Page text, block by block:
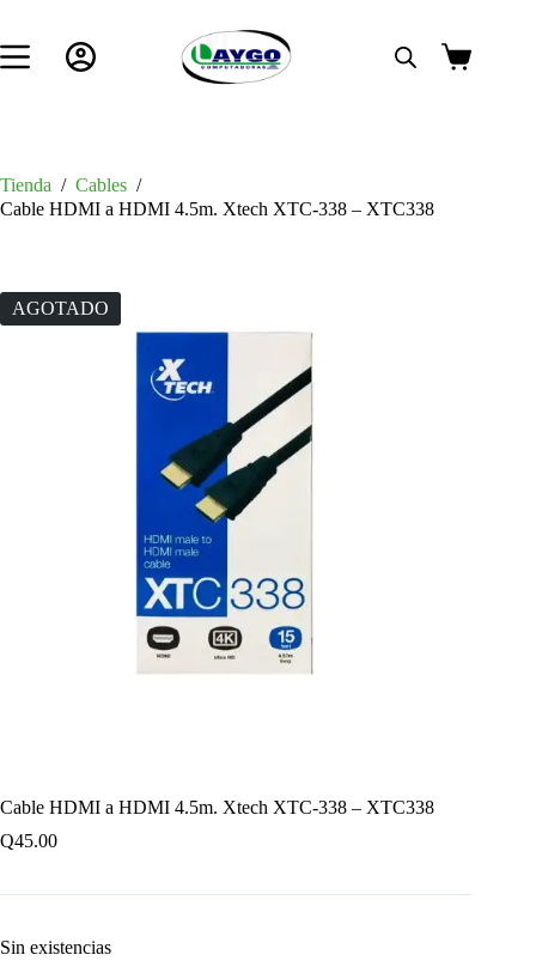
contenido
Carro
Tienda / Cables /
Cable HDMI a HDMI 4.5m. Xtech XTC-338 – XTC338
AGOTADO
Cable HDMI a HDMI 4.5m. Xtech XTC-338 – XTC338
Q45.00
Sin existencias